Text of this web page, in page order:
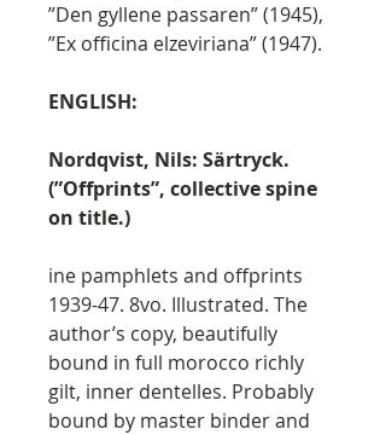
”Den gyllene passaren” (1945),
”Ex officina elzeviriana” (1947).
ENGLISH:
Nordqvist, Nils: Särtryck.
(”Offprints”, collective spine
on title.)
ine pamphlets and offprints
1939-47. 8vo. Illustrated. The
author’s copy, beautifully
bound in full morocco richly
gilt, inner dentelles. Probably
bound by master binder and